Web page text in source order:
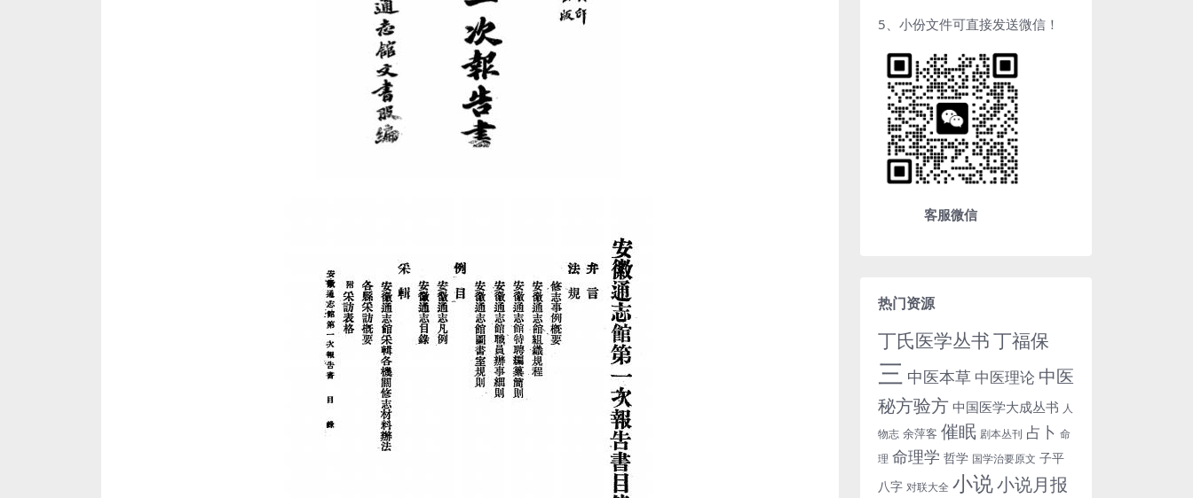
5、小份文件可直接发送微信！
客服微信
热门资源
丁氏医学丛书丁福保
三 中医本草 中医理论 中医
秘方验方 中国医学大成丛书 人
物志 余萍客 催眠 剧本丛刊 占卜 命
理 命理学 哲学 国学治要原文 子平
八字 对联大全 小说小说月报